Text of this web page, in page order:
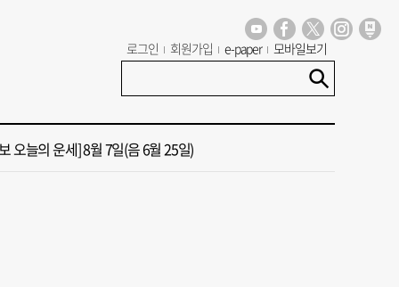
로그인 회원가입 e-paper 모바일보기
오늘의 운세] 8월 7일(음 6월 25일)